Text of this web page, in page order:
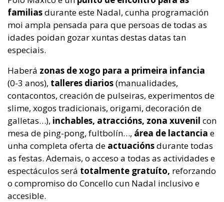
familiasdurante este Nadal, cunha programación
moi ampla pensada para que persoas de todas as
idades poidan gozar xuntas destas datas tan
especiais.
Haberá zonas de xogo para a primeira infancia
(0-3 anos), talleres diarios(manualidades,
contacontos, creación de pulseiras, experimentos de
slime, xogos tradicionais, origami, decoración de
galletas…), inchables, atraccións, zona xuvenil con
mesa de ping-pong, fultbolín…, área de lactancia e
unha completa oferta de actuaciónsdurante todas
as festas. Ademais, o acceso a todas as actividades e
espectáculos será totalmente gratuíto, reforzando
o compromiso do Concello cun Nadal inclusivo e
accesible.